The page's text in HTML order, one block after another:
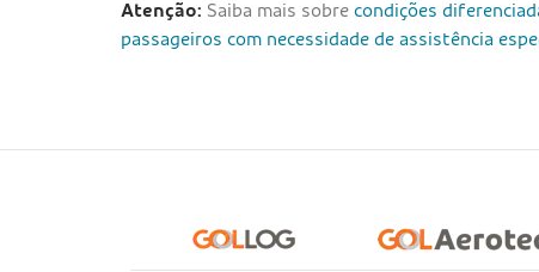
Atenção: Saiba mais sobre condições
passageiros com necessidade de assistência